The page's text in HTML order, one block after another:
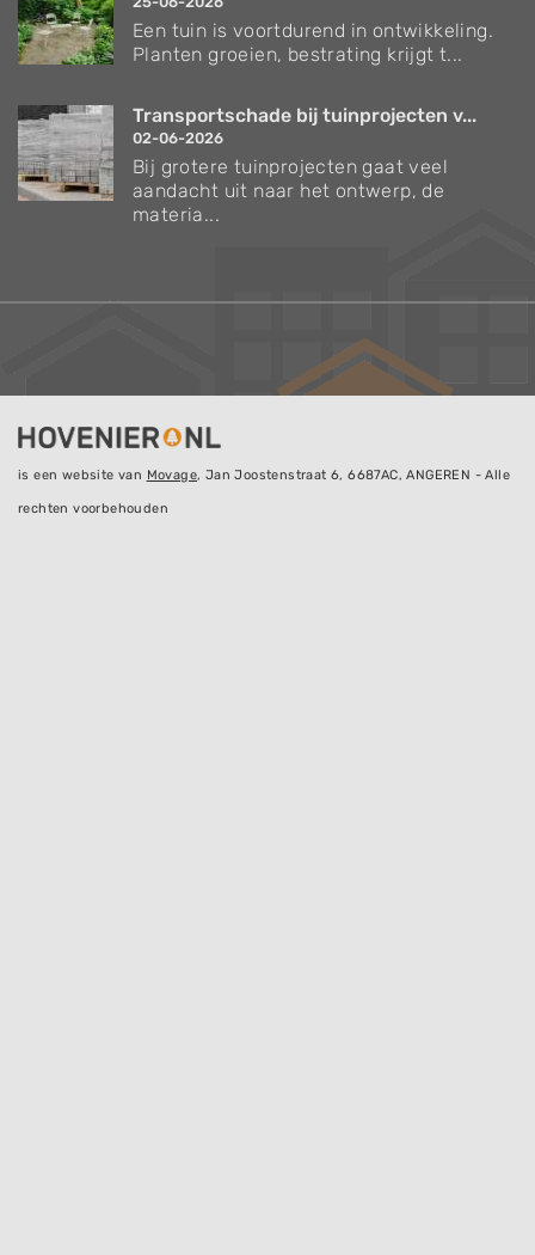
Een tuin is voortdurend in ontwikkeling.
Planten groeien, bestrating krijgt t...
Transportschade bij tuinprojecten v...
02-06-2026
Bij grotere tuinprojecten gaat veel
aandacht uit naar het ontwerp, de
materia...
is een website van Movage, Jan Joostenstraat 6, 6687AC, ANGEREN - Alle
rechten voorbehouden